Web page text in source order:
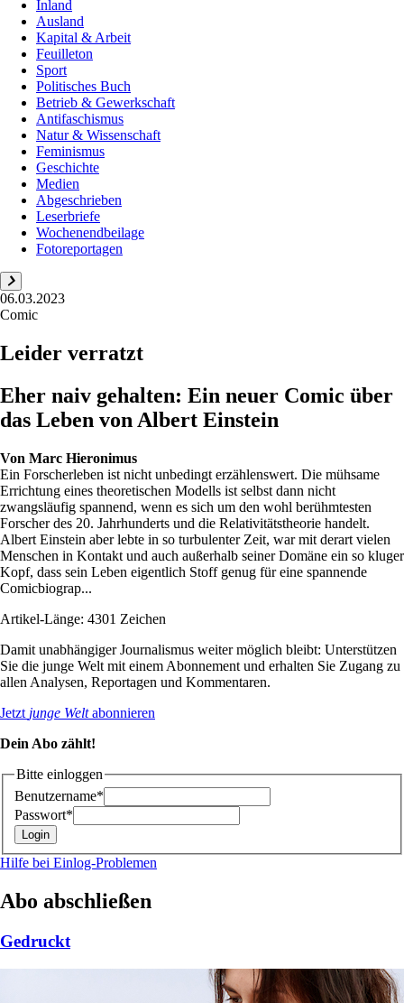
Inland
Ausland
Kapital & Arbeit
Feuilleton
Sport
Politisches Buch
Betrieb & Gewerkschaft
Antifaschismus
Natur & Wissenschaft
Feminismus
Geschichte
Medien
Abgeschrieben
Leserbriefe
Wochenendbeilage
Fotoreportagen
06.03.2023
Comic
Leider verratzt
Eher naiv gehalten: Ein neuer Comic über
das Leben von Albert Einstein
Von Marc Hieronimus
Ein Forscherleben ist nicht unbedingt erzählenswert. Die mühsame
Errichtung eines theoretischen Modells ist selbst dann nicht
zwangsläufig spannend, wenn es sich um den wohl berühmtesten
Forscher des 20. Jahrhunderts und die Relativitätstheorie handelt.
Albert Einstein aber lebte in so turbulenter Zeit, war mit derart vielen
Menschen in Kontakt und auch außerhalb seiner Domäne ein so kluger
Kopf, dass sein Leben eigentlich Stoff genug für eine spannende
Comicbiograp...
Artikel-Länge: 4301 Zeichen
Damit unabhängiger Journalismus weiter möglich bleibt: Unterstützen
Sie die junge Welt mit einem Abonnement und erhalten Sie Zugang zu
allen Analysen, Reportagen und Kommentaren.
Jetzt junge Weltabonnieren
Dein Abo zählt!
Bitte einloggen
Benutzername*
Passwort*
Hilfe bei Einlog-Problemen
Abo abschließen
Gedruckt